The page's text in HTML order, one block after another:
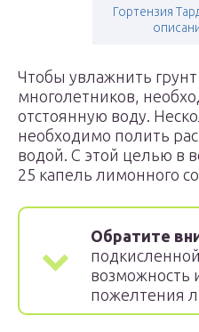
Гортензия
Чтобы увлажнить
многолетников,
отстоянную воду.
необходимо полить
водой. С этой целью в
25 капель лимонного
Обратите
возможность
пожелтения